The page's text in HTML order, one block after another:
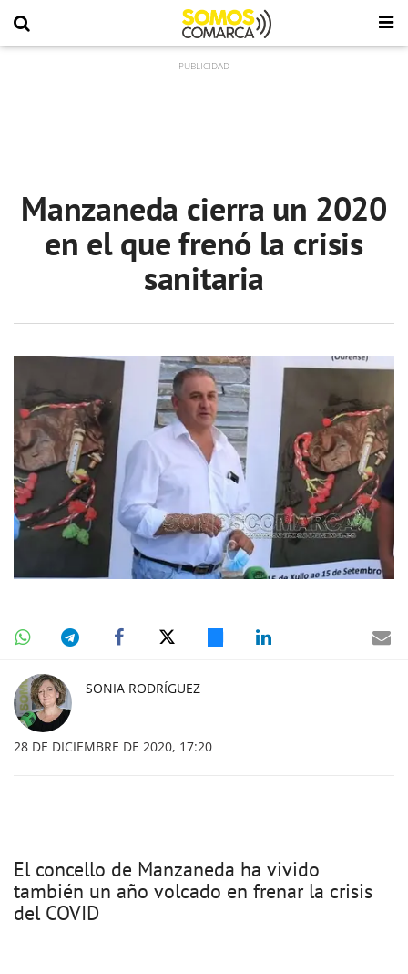
Manzaneda cierra un 2020
en el que frenó la crisis
sanitaria
SONIA RODRÍGUEZ
28 DE DICIEMBRE DE 2020, 17:20
El concello de Manzaneda ha vivido
también un año volcado en frenar la crisis
del COVID